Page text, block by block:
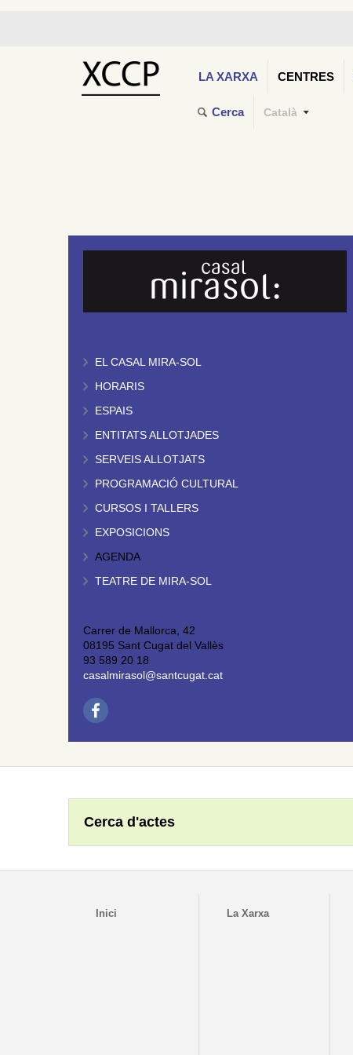
LA XARXA CENTRES
Cerca Català
EL CASAL MIRA-SOL
HORARIS
ESPAIS
ENTITATS ALLOTJADES
SERVEIS ALLOTJATS
PROGRAMACIÓ CULTURAL
CURSOS I TALLERS
EXPOSICIONS
AGENDA
TEATRE DE MIRA-SOL
Carrer de Mallorca, 42
08195 Sant Cugat del Vallès
93 589 20 18
casalmirasol@santcugat.cat
Cerca d'actes
Inici La Xarxa